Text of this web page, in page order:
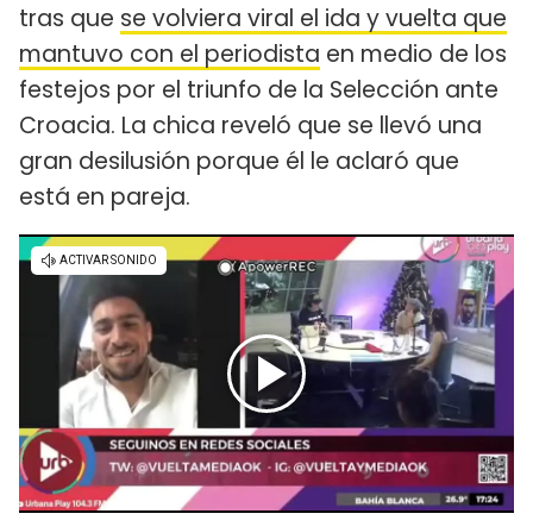
tras que se volviera viral el ida y vuelta que
mantuvo con el periodista en medio de los
festejos por el triunfo de la Selección ante
Croacia. La chica reveló que se llevó una
gran desilusión porque él le aclaró que
está en pareja.